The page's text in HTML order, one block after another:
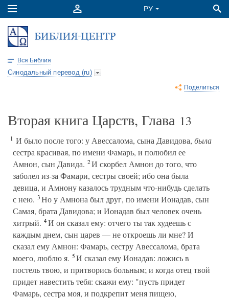
Вся Библия
Синодальный перевод (ru)
Поделиться
Вторая книга Царств, Глава 13
1 И было после того: у Авессалома, сына Давидова, была
сестра красивая, по имени Фамарь, и полюбил ее
Амнон, сын Давида. 2И скорбел Амнон до того, что
заболел из-за Фамари, сестры своей; ибо она была
девица, и Амнону казалось трудным что-нибудь сделать
с нею. 3Но у Амнона был друг, по имени Ионадав, сын
Самая, брата Давидова; и Ионадав был человек очень
хитрый. 4И он сказал ему: отчего ты так худеешь с
каждым днем, сын царев — не откроешь ли мне? И
сказал ему Амнон: Фамарь, сестру Авессалома, брата
моего, люблю я. 5И сказал ему Ионадав: ложись в
постель твою, и притворись больным; и когда отец твой
придет навестить тебя: скажи ему: "пусть придет
Фамарь, сестра моя, и подкрепит меня пищею,